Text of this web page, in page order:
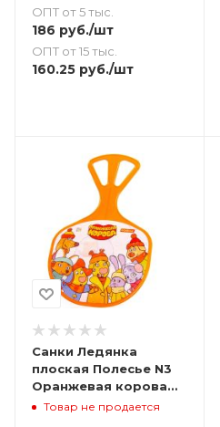
ОПТ от 5 тыс.
186 руб./шт
ОПТ от 15 тыс.
160.25 руб./шт
Санки Ледянка
плоская Полесье N3
Оранжевая корова
58х35 - оранжевая
Товар не продается